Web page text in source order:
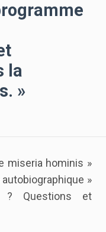
la
»
miseria hominis »
»
? Questions et